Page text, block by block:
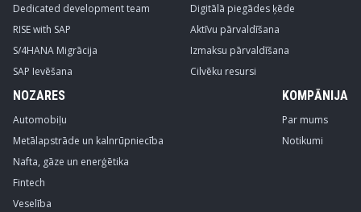
Dedicated development team
RISE with SAP
S/4HANA Migrācija
SAP Ievēšana
Digitālā piegādes ķēde
Aktīvu pārvaldīšana
Izmaksu pārvaldīšana
Cilvēku resursi
NOZARES
Automobiļu
Metālapstrāde un kalnrūpniecība
Nafta, gāze un enerģētika
Fintech
Veselība
KOMPĀNIJA
Par mums
Notikumi